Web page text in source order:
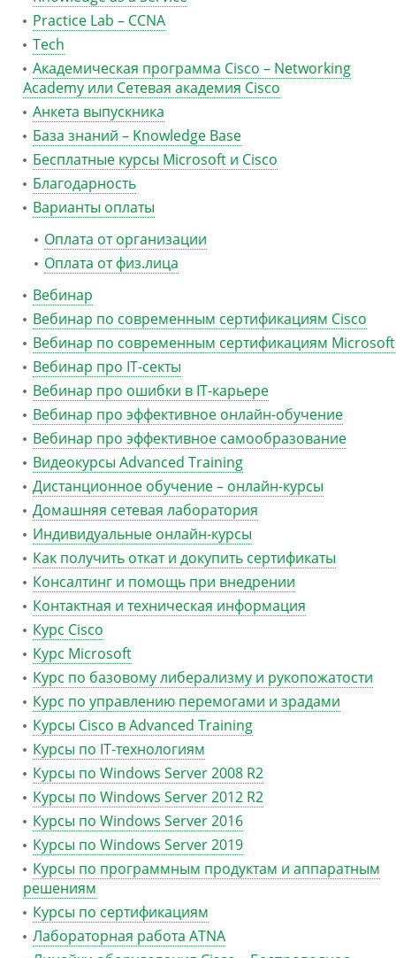
Practice Lab – CCNA
Tech
Академическая программа Cisco – Networking
Academy или Сетевая академия Cisco
Анкета выпускника
База знаний – Knowledge Base
Бесплатные курсы Microsoft и Cisco
Благодарность
Варианты оплаты
Оплата от организации
Оплата от физ.лица
Вебинар
Вебинар по современным сертификациям Cisco
Вебинар по современным сертификациям Microsoft
Вебинар про IT-секты
Вебинар про ошибки в IT-карьере
Вебинар про эффективное онлайн-обучение
Вебинар про эффективное самообразование
Видеокурсы Advanced Training
Дистанционное обучение – онлайн-курсы
Домашняя сетевая лаборатория
Индивидуальные онлайн-курсы
Как получить откат и докупить сертификаты
Консалтинг и помощь при внедрении
Контактная и техническая информация
Курс Cisco
Курс Microsoft
Курс по базовому либерализму и рукопожатости
Курс по управлению перемогами и зрадами
Курсы Cisco в Advanced Training
Курсы по IT-технологиям
Курсы по Windows Server 2008 R2
Курсы по Windows Server 2012 R2
Курсы по Windows Server 2016
Курсы по Windows Server 2019
Курсы по программным продуктам и аппаратным
решениям
Курсы по сертификациям
Лабораторная работа ATNA